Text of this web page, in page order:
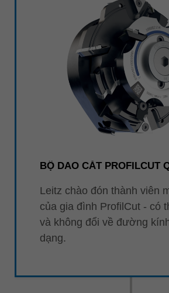
BỘ DAO CẮT PROFILCUT
Leitz chào đón thành viên
của gia đình ProfilCut - có
và không đổi về đường
dạng.